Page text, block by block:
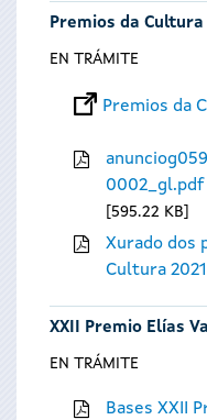
Premios da Cultura
EN TRÁMITE
Premios da
0002_gl.pdf
595.22 KB
Xurado dos
Cultura 2021
XXII Premio Elías
EN TRÁMITE
Bases XXII